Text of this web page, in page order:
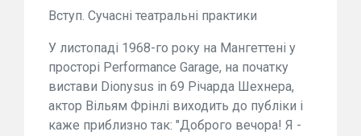
Вступ. Сучасні театральні практики
У листопаді 1968-го року на Мангеттені у
просторі Performance Garage, на початку
вистави Dionysus in 69 Річарда Шехнера,
актор Вільям Фрінлі виходить до публіки і
каже приблизно так: "Доброго вечора! Я -